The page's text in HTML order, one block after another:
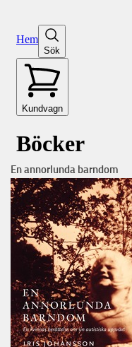
En annorlunda barndom